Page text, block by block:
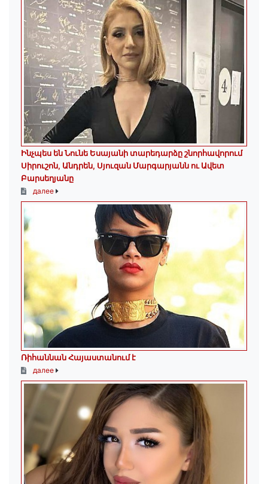
Ինչպես են Նունե Եսայանի տարեդարձը շնորհավորում
Սիրուշոն, Անդրեն, Սյուզան Մարգարյանն ու Ավետ
Բարսեղյանը
далее
Ռիհաննան Հայաստանում է
далее